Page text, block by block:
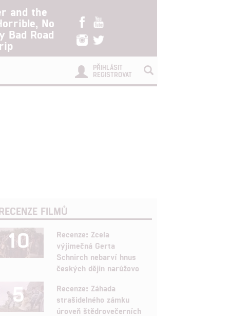
and the
No
Bad Road
PŘIHLÁSIT
REGISTROVAT
FILMŮ
10
Recenze: Zcela
výjimečná Gerta
Schnirch nebarví hnus
českých dějin narůžovo
5
Recenze: Záhada
strašidelného zámku
úroveň štědrovečerních